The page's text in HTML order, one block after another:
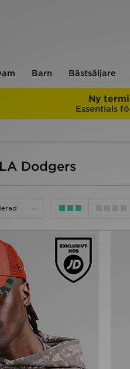
Barn Bästsäljare
Ny
Essentials
Dodgers